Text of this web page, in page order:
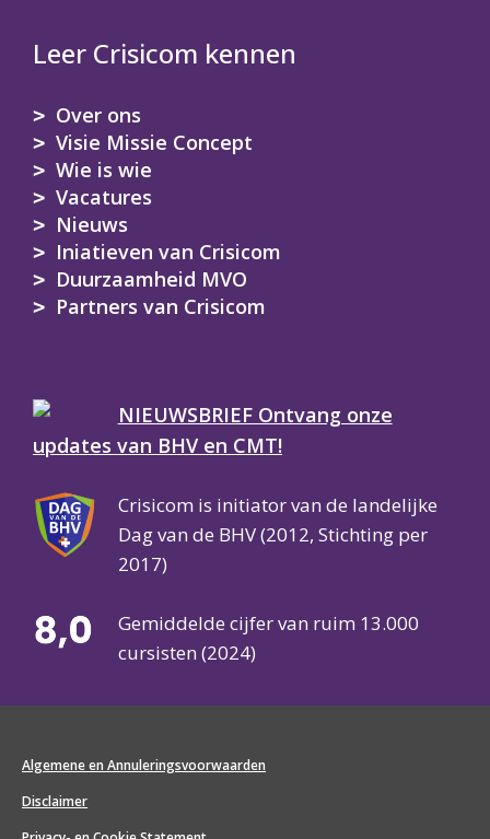
Leer Crisicom kennen
Over ons
Visie Missie Concept
Wie is wie
Vacatures
Nieuws
Iniatieven van Crisicom
Duurzaamheid MVO
Partners van Crisicom
NIEUWSBRIEF Ontvang onze
updates van BHV en CMT!
Crisicom is initiator van de landelijke
Dag van de BHV (2012, Stichting per
2017)
Gemiddelde cijfer van ruim 13.000
cursisten (2024)
Algemene en Annuleringsvoorwaarden
Disclaimer